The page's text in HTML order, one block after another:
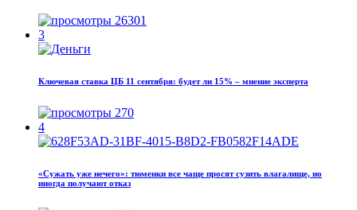
26301
3
Ключевая ставка ЦБ 11 сентября: будет ли 15% – мнение эксперта
270
4
«Сужать уже нечего»: тюменки все чаще просят сузить влагалище, но
иногда получают отказ